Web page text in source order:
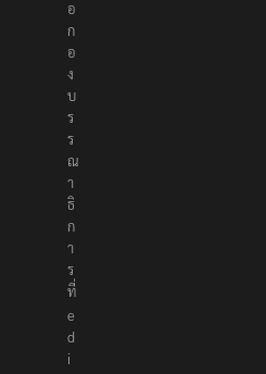
อ
ก
อ
ง
บ
ร
ร
ณ
า
ธิ
ก
า
ร
ที่
e
d
i